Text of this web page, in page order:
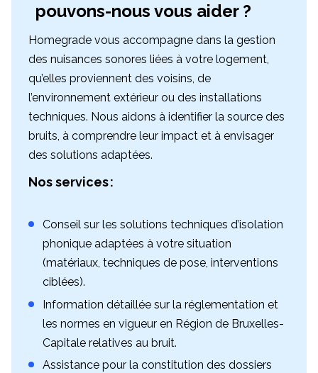
pouvons-nous vous aider ?
Homegrade vous accompagne dans la gestion
des nuisances sonores liées à votre logement,
qu’elles proviennent des voisins, de
l’environnement extérieur ou des installations
techniques. Nous aidons à identifier la source des
bruits, à comprendre leur impact et à envisager
des solutions adaptées.
Nos services :
Conseil sur les solutions techniques d’isolation
phonique adaptées à votre situation
(matériaux, techniques de pose, interventions
ciblées).
Information détaillée sur la réglementation et
les normes en vigueur en Région de Bruxelles-
Capitale relatives au bruit.
Assistance pour la constitution des dossiers